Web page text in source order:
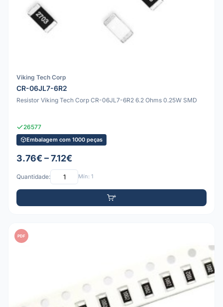
Viking Tech Corp
CR-06JL7-6R2
Resistor Viking Tech Corp CR-06JL7-6R2 6.2 Ohms 0.25W SMD
26577
Embalagem com 1000 peças
3.76€ – 7.12€
Quantidade: Mín: 1
PDF